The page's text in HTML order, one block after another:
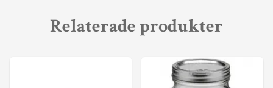
Relaterade produkter